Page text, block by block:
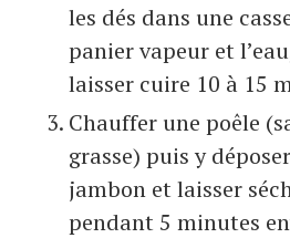
les dés dans une
panier vapeur et
laisser cuire 10 à 15
Chauffer une poêle
grasse) puis y
jambon et laisser
pendant 5 minutes